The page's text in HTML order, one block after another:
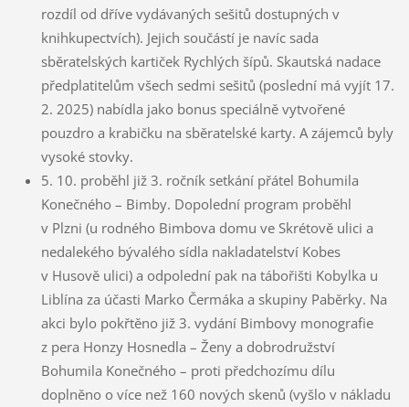
rozdíl od dříve vydávaných sešitů dostupných v
knihkupectvích). Jejich součástí je navíc sada
sběratelských kartiček Rychlých šípů. Skautská nadace
předplatitelům všech sedmi sešitů (poslední má vyjít 17.
2. 2025) nabídla jako bonus speciálně vytvořené
pouzdro a krabičku na sběratelské karty. A zájemců byly
vysoké stovky.
5. 10. proběhl již 3. ročník setkání přátel Bohumila
Konečného – Bimby. Dopolední program proběhl
v Plzni (u rodného Bimbova domu ve Skrétově ulici a
nedalekého bývalého sídla nakladatelství Kobes
v Husově ulici) a odpolední pak na tábořišti Kobylka u
Liblína za účasti Marko Čermáka a skupiny Paběrky. Na
akci bylo pokřtěno již 3. vydání Bimbovy monografie
z pera Honzy Hosnedla – Ženy a dobrodružství
Bohumila Konečného – proti předchozímu dílu
doplněno o více než 160 nových skenů (vyšlo v nákladu